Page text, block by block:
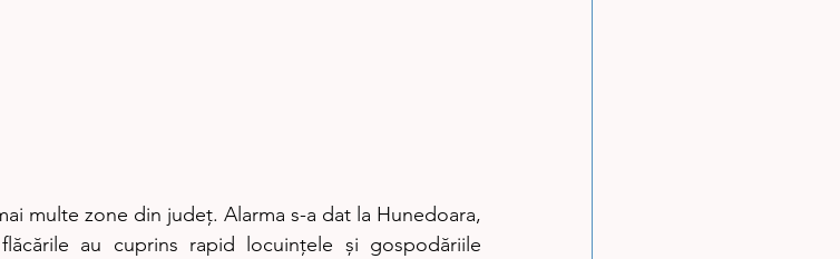
multe zone din județ. Alarma s-a dat la Hunedoara,
au cuprins rapid locuințele și gospodăriile